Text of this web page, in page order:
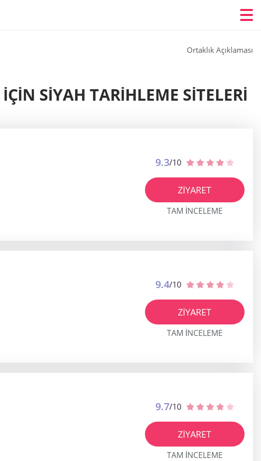
Ortaklık Açıklaması
SIYAH TARIHLEME SITELERI
9.3/10
ZIYARET
TAM INCELEME
9.4/10
ZIYARET
TAM INCELEME
9.7/10
ZIYARET
TAM INCELEME